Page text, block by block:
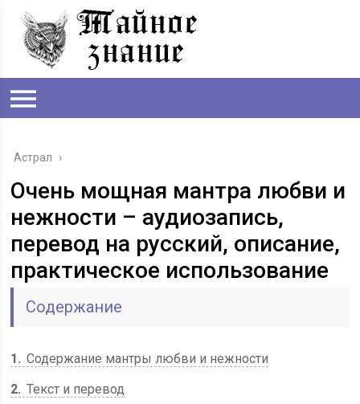
Астрал ›
Очень мощная мантра любви и
нежности – аудиозапись,
перевод на русский, описание,
практическое использование
Содержание
1
Содержание мантры любви и нежности
2 Текст и перевод